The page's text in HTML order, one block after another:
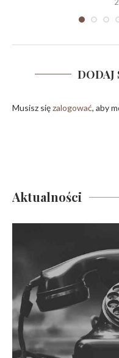
DODAJ
Musisz sięzalogować, aby
Aktualności